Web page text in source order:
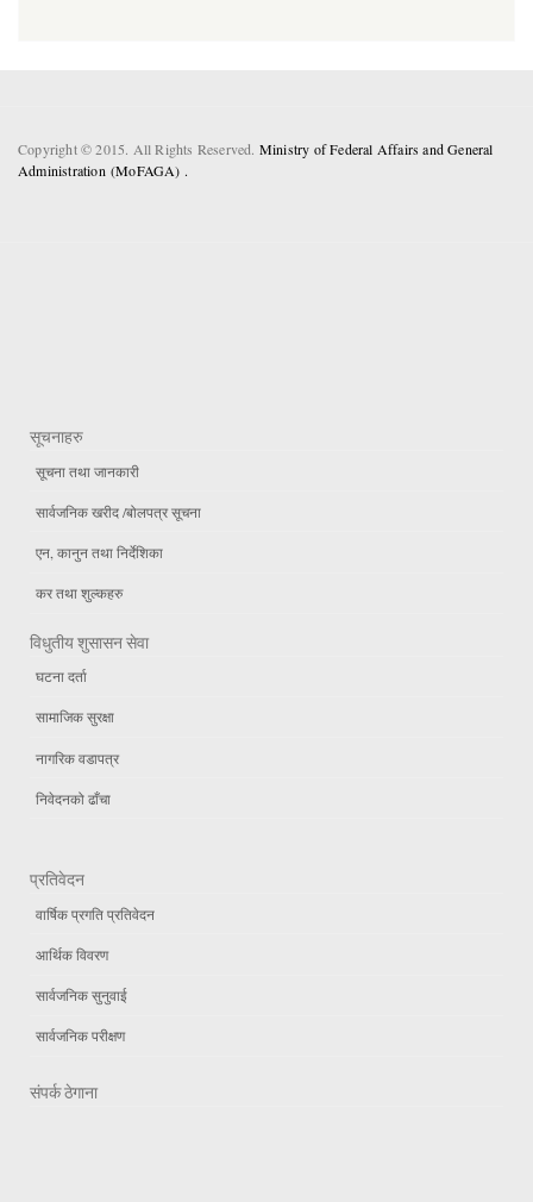
Copyright © 2015. All Rights Reserved. Ministry of Federal Affairs and General
Administration (MoFAGA) .
सूचनाहरु
सूचना तथा जानकारी
सार्वजनिक खरीद /बोलपत्र सूचना
एन, कानुन तथा निर्देशिका
कर तथा शुल्कहरु
विधुतीय शुसासन सेवा
घटना दर्ता
सामाजिक सुरक्षा
नागरिक वडापत्र
निवेदनको ढाँचा
प्रतिवेदन
वार्षिक प्रगति प्रतिवेदन
आर्थिक विवरण
सार्वजनिक सुनुवाई
सार्वजनिक परीक्षण
संपर्क ठेगाना